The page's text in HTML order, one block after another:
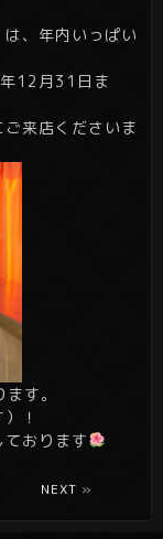
、年内いっぱい
12月31日ま
来店くださいま
す。
！
おります
NEXT »